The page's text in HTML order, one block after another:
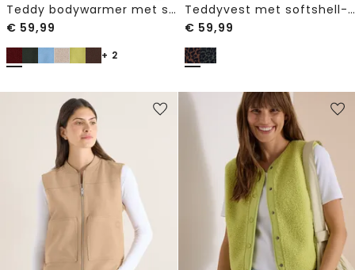
Teddy bodywarmer met softshelldetails
€ 59,99
+ 2
Teddyvest met softshell-details en luipaardprint
€ 59,99